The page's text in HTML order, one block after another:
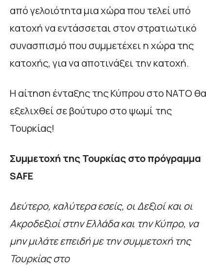
από γελοιότητα μια χώρα που τελεί υπό
κατοχή να εντάσσεται στον στρατιωτικό
συνασπισμό που συμμετέχει η χώρα της
κατοχής, για να αποτινάξει την κατοχή.
Η αίτηση ένταξης της Κύπρου στο ΝΑΤΟ θα
εξελιχθεί σε βούτυρο στο ψωμί της
Τουρκίας!
Συμμετοχή της Τουρκίας στο πρόγραμμα
SAFE
Δεύτερο, καλύτερα εσείς, οι Δεξιοί και οι
Ακροδεξιοί στην Ελλάδα και την Κύπρο, να
μην μιλάτε επειδή με την συμμετοχή της
Τουρκίας στο